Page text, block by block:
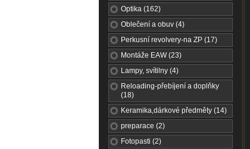
Optika (162)
Oblečení a obuv (4)
Perkusní revolvery-na ZP (17)
Montáže EAW (23)
Lampy, svítilny (4)
Reloading-přebíjení a doplňky
(18)
Keramika,dárkové předměty (14)
preparace (2)
Fotopasti (2)